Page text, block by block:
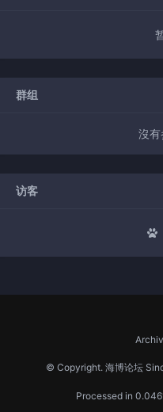
群组
沒有
访客
© Copyright. 海博论坛
Processed in